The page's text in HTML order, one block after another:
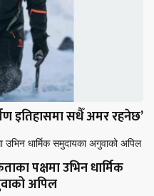
इतिहासमा सधैँ अमर रहनेछ’
पक्षमा उभिन धार्मिक
अपिल